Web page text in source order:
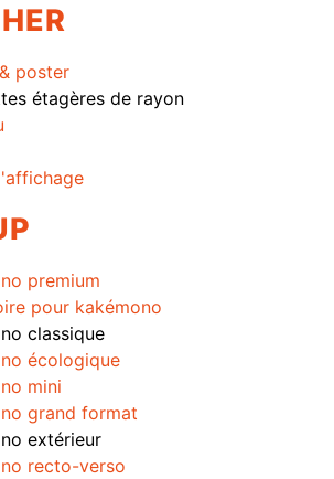
poster
étagères de rayon
premium
pour kakémono
classique
écologique
mini
grand format
extérieur
recto-verso